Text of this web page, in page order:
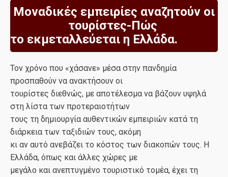
Μοναδικές εμπειρίες αναζητούν οι
τουρίστες-Πώς
το εκμεταλλεύεται η Ελλάδα.
Τον χρόνο που «χάσανε» μέσα στην πανδημία
προσπαθούν να ανακτήσουν οι
τουρίστες διεθνώς, με αποτέλεσμα να βάζουν υψηλά
στη λίστα των προτεραιοτήτων
τους τη δημιουργία αυθεντικών εμπειριών κατά τη
διάρκεια των ταξιδιών τους, ακόμη
κι αν αυτό ανεβάζει το κόστος των διακοπών τους. Η
Ελλάδα, όπως και άλλες χώρες με
μεγάλο και ανεπτυγμένo τουριστικό τομέα, έχει τη